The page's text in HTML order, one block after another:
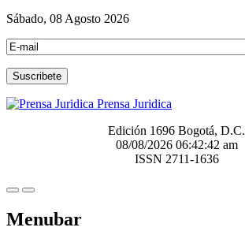
Sábado, 08 Agosto 2026
Prensa Juridica
Edición 1696 Bogotá, D.C.
08/08/2026 06:42:42 am
ISSN 2711-1636
Menubar